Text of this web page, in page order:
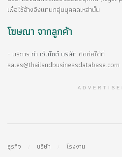
เพื่อใช้อ้างอิงแทนกลุ่มบุคคลเหล่านั้น
โฆษณา จากลูกค้า
- บริการ ทำ เว็บไซต์ บริษัท ติดต่อได้ที่
sales@thailandbusinessdatabase.com
ธุรกิจ บริษัท โรงงาน